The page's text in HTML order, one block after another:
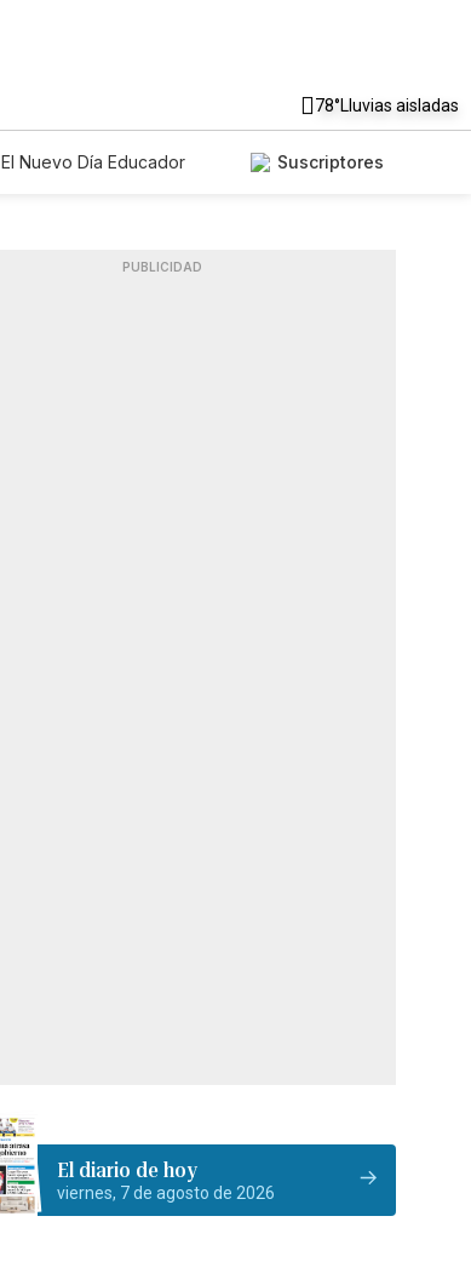
78°Lluvias aisladas
El Nuevo Día Educador
Suscriptores
PUBLICIDAD
El diario de hoy
viernes, 7 de agosto de 2026